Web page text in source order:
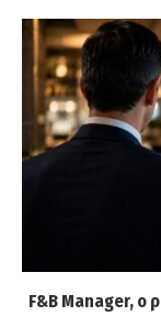
F&B Manager, ο